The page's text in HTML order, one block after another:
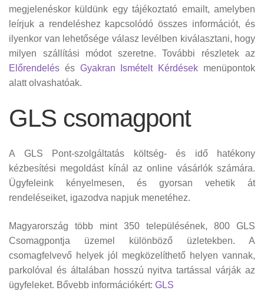
megjelenéskor küldünk egy tájékoztató emailt, amelyben
leírjuk a rendeléshez kapcsolódó összes információt, és
ilyenkor van lehetősége válasz levélben kiválasztani, hogy
milyen szállítási módot szeretne. További részletek az
Előrendelés és Gyakran Ismételt Kérdések menüpontok
alatt olvashatóak.
GLS csomagpont
A GLS Pont-szolgáltatás költség- és idő hatékony
kézbesítési megoldást kínál az online vásárlók számára.
Ügyfeleink kényelmesen, és gyorsan vehetik át
rendeléseiket, igazodva napjuk menetéhez.
Magyarország több mint 350 településének, 800 GLS
Csomagpontja üzemel különböző üzletekben. A
csomagfelvevő helyek jól megközelíthető helyen vannak,
parkolóval és általában hosszú nyitva tartással várják az
ügyfeleket. Bővebb információkért: GLS